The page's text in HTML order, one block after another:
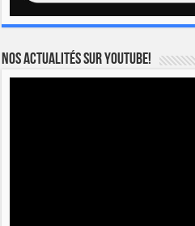
Nos actualités sur YOUTUBE!